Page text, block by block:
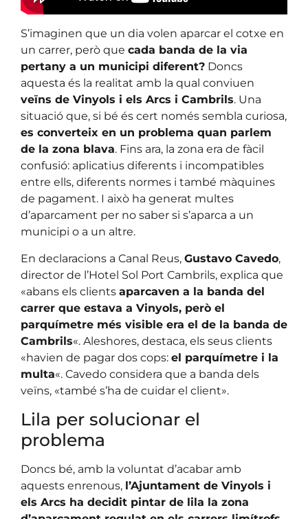
S’imaginen que un dia volen aparcar el cotxe en
un carrer, però que cada banda de la via
pertany a un municipi diferent? Doncs
aquesta és la realitat amb la qual conviuen
veïns de Vinyols i els Arcs i Cambrils. Una
situació que, si bé és cert només sembla curiosa,
es converteix en un problema quan parlem
de la zona blava. Fins ara, la zona era de fàcil
confusió: aplicatius diferents i incompatibles
entre ells, diferents normes i també màquines
de pagament. I això ha generat multes
d’aparcament per no saber si s’aparca a un
municipi o a un altre.
En declaracions a Canal Reus, Gustavo Cavedo,
director de l’Hotel Sol Port Cambrils, explica que
«abans els clients aparcaven a la banda del
carrer que estava a Vinyols, però el
parquímetre més visible era el de la banda de
Cambrils«. Aleshores, destaca, els seus clients
«havien de pagar dos cops: el parquímetre i la
multa«. Cavedo considera que a banda dels
veïns, «també s’ha de cuidar el client».
Lila per solucionar el
problema
Doncs bé, amb la voluntat d’acabar amb
aquests enrenous, l’Ajuntament de Vinyols i
els Arcs ha decidit pintar de lila la zona